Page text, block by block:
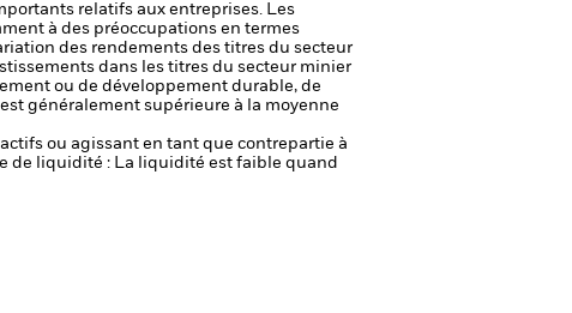
relatifs aux entreprises. Les
à des préoccupations en termes
des rendements des titres du secteur
dans les titres du secteur minier
ou de développement durable, de
généralement supérieure à la moyenne
ou agissant en tant que contrepartie à
de liquidité : La liquidité est faible quand